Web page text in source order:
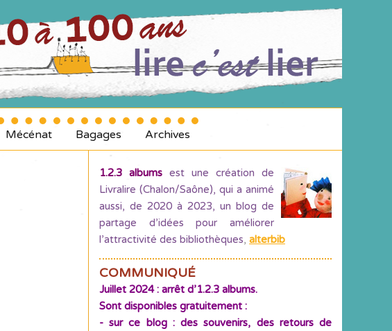
Mécénat Bagages Archives
1.2.3 albums est une création de
Livralire (Chalon/Saône), qui a animé
aussi, de 2020 à 2023, un blog de
partage d’idées pour améliorer
l’attractivité des bibliothèques, alterbib
COMMUNIQUÉ
Juillet 2024 : arrêt d’1.2.3 albums.
Sont disponibles gratuitement :
- sur ce blog : des souvenirs, des retours de